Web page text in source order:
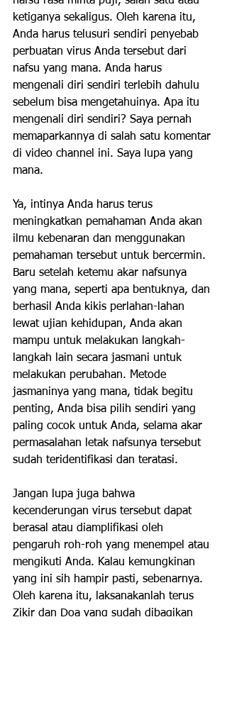
ketiganya sekaligus. Oleh karena itu,
Anda harus telusuri sendiri penyebab
perbuatan virus Anda tersebut dari
nafsu yang mana. Anda harus
mengenali diri sendiri terlebih dahulu
sebelum bisa mengetahuinya. Apa itu
mengenali diri sendiri? Saya pernah
memaparkannya di salah satu komentar
di video channel ini. Saya lupa yang
mana.
Ya, intinya Anda harus terus
meningkatkan pemahaman Anda akan
ilmu kebenaran dan menggunakan
pemahaman tersebut untuk bercermin.
Baru setelah ketemu akar nafsunya
yang mana, seperti apa bentuknya, dan
berhasil Anda kikis perlahan-lahan
lewat ujian kehidupan, Anda akan
mampu untuk melakukan langkah-
langkah lain secara jasmani untuk
melakukan perubahan. Metode
jasmaninya yang mana, tidak begitu
penting, Anda bisa pilih sendiri yang
paling cocok untuk Anda, selama akar
permasalahan letak nafsunya tersebut
sudah teridentifikasi dan teratasi.
Jangan lupa juga bahwa
kecenderungan virus tersebut dapat
berasal atau diamplifikasi oleh
pengaruh roh-roh yang menempel atau
mengikuti Anda. Kalau kemungkinan
yang ini sih hampir pasti, sebenarnya.
Oleh karena itu, laksanakanlah terus
Zikir dan Doa yang sudah dibagikan